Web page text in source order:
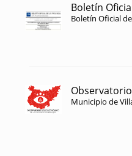
Boletín
Boletín Oficial
Municipio de